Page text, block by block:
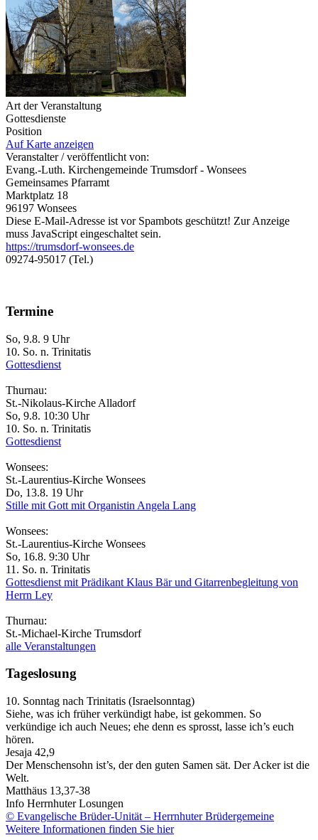
Art der Veranstaltung
Gottesdienste
Position
Auf Karte anzeigen
Veranstalter / veröffentlicht von:
Evang.-Luth. Kirchengemeinde Trumsdorf - Wonsees
Gemeinsames Pfarramt
Marktplatz 18
96197 Wonsees
Diese E-Mail-Adresse ist vor Spambots geschützt! Zur Anzeige
muss JavaScript eingeschaltet sein.
https://trumsdorf-wonsees.de
09274-95017 (Tel.)
Termine
So, 9.8. 9 Uhr
10. So. n. Trinitatis
Gottesdienst
Thurnau:
St.-Nikolaus-Kirche Alladorf
So, 9.8. 10:30 Uhr
10. So. n. Trinitatis
Gottesdienst
Wonsees:
St.-Laurentius-Kirche Wonsees
Do, 13.8. 19 Uhr
Stille mit Gott mit Organistin Angela Lang
Wonsees:
St.-Laurentius-Kirche Wonsees
So, 16.8. 9:30 Uhr
11. So. n. Trinitatis
Gottesdienst mit Prädikant Klaus Bär und Gitarrenbegleitung von
Herrn Ley
Thurnau:
St.-Michael-Kirche Trumsdorf
alle Veranstaltungen
Tageslosung
10. Sonntag nach Trinitatis (Israelsonntag)
Siehe, was ich früher verkündigt habe, ist gekommen. So
verkündige ich auch Neues; ehe denn es sprosst, lasse ich’s euch
hören.
Jesaja 42,9
Der Menschensohn ist’s, der den guten Samen sät. Der Acker ist die
Welt.
Matthäus 13,37-38
Info Herrnhuter Losungen
© Evangelische Brüder-Unität – Herrnhuter Brüdergemeine
Weitere Informationen finden Sie hier